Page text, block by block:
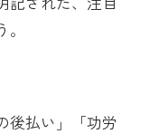
後払い」「功労